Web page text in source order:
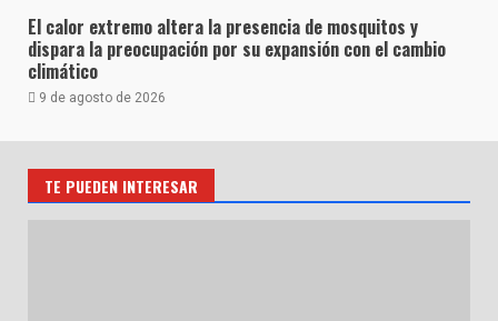
El calor extremo altera la presencia de mosquitos y
dispara la preocupación por su expansión con el cambio
climático
9 de agosto de 2026
TE PUEDEN INTERESAR